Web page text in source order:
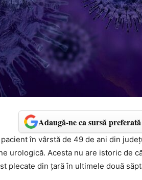
Adaugă-ne ca sursă
în vârstă de 49 de ani din
urologică. Acesta nu are istoric de
plecate din țară în ultimele două